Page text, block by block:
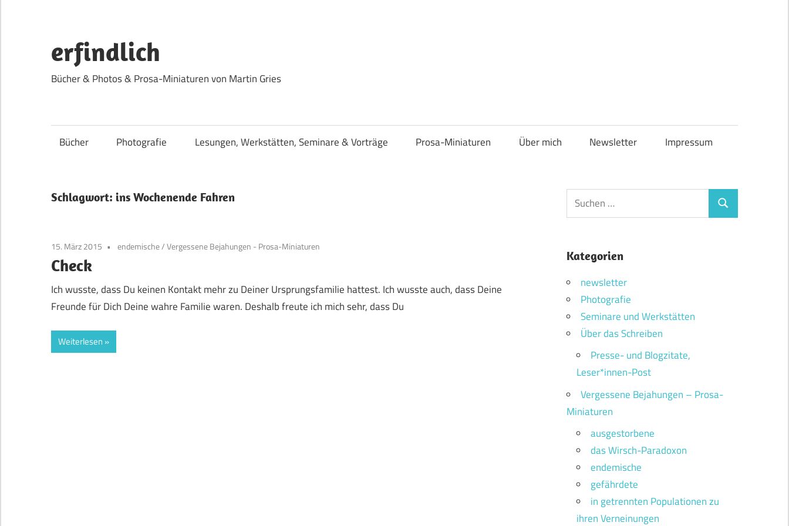
springen
erfindlich
Bücher & Photos & Prosa-Miniaturen von Martin Gries
Bücher Photografie Lesungen, Werkstätten, Seminare & Vorträge Prosa-Miniaturen Über mich Newsletter Impressum
Schlagwort: ins Wochenende Fahren
15. März 2015 endemische/Vergessene Bejahungen - Prosa-Miniaturen
Check
Ich wusste, dass Du keinen Kontakt mehr zu Deiner Ursprungsfamilie hattest. Ich wusste auch, dass Deine
Freunde für Dich Deine wahre Familie waren. Deshalb freute ich mich sehr, dass Du
Weiterlesen
Suchen
nach:
Suchen
Kategorien
newsletter
Photografie
Seminare und Werkstätten
Über das Schreiben
Presse- und Blogzitate,
Leser*innen-Post
Vergessene Bejahungen – Prosa-
Miniaturen
ausgestorbene
das Wirsch-Paradoxon
endemische
gefährdete
in getrennten Populationen zu
ihren Verneinungen